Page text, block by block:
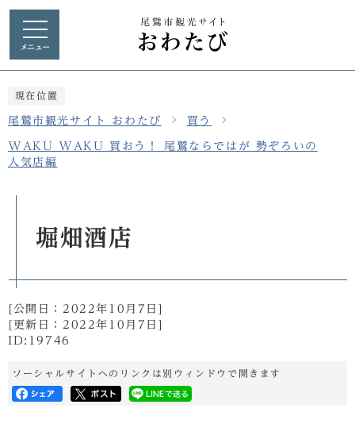
メニュー
現在位置
尾鷲市観光サイト おわたび 買う
WAKU WAKU 買おう！ 尾鷲ならではが 勢ぞろいの
人気店編
堀畑酒店
[公開日： 2022年10月7日 ]
[更新日： 2022年10月7日 ]
ID:19746
ソーシャルサイトへのリンクは別ウィンドウで開きます